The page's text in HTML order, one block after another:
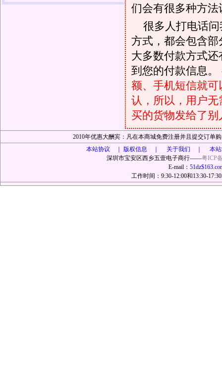
们会有很多种方
很多人打电话
方式，都会包含
大多数付款方式
到您的付款信息。
额、手机短信就可
认，所以，用户
买的货物发给了别
2010年优惠大酬宾：凡在本商城免费注册并且提交订单
本站协议 ｜
版权信息 ｜ 关于我们 ｜ 本
深圳市宝安区西乡五壹电子商行——粤ICP
E-mail：
工作时间：9:30-12:00和13:30-